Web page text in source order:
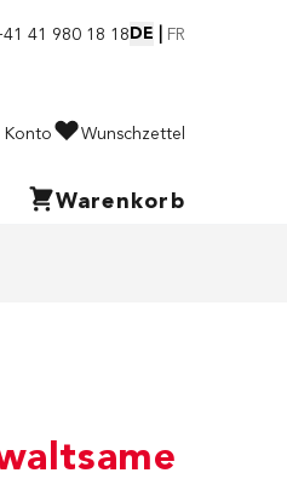
41 980 18 18 DE FR
Konto Wunschzettel
Warenkorb